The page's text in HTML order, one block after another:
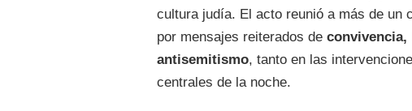
cultura judía. El acto reunió a más de un
por mensajes reiterados deconvivencia,
antisemitismo, tanto en las
centrales de la noche.